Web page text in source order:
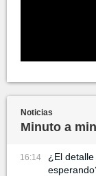
Noticias
Minuto a
16:14
¿El